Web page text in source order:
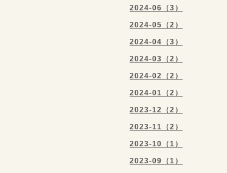
2024-06（3）
2024-05（2）
2024-04（3）
2024-03（2）
2024-02（2）
2024-01（2）
2023-12（2）
2023-11（2）
2023-10（1）
2023-09（1）